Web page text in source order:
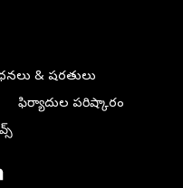
& షరతులు
ఫిర్యాదుల పరిష్కారం